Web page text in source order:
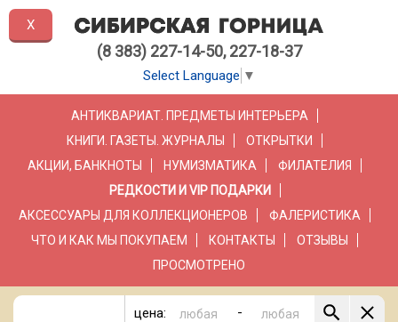
(8 383) 227-14-50, 227-18-37
Select Language ▼
АНТИКВАРИАТ. ПРЕДМЕТЫ ИНТЕРЬЕРА
КНИГИ. ГАЗЕТЫ. ЖУРНАЛЫ
ОТКРЫТКИ
АКЦИИ, БАНКНОТЫ
НУМИЗМАТИКА
ФИЛАТЕЛИЯ
РЕДКОСТИ И VIP ПОДАРКИ
АКСЕССУАРЫ ДЛЯ КОЛЛЕКЦИОНЕРОВ
ФАЛЕРИСТИКА
ЧТО И КАК МЫ ПОКУПАЕМ
КОНТАКТЫ
ОТЗЫВЫ
ПРОСМОТРЕНО
цена: -
X